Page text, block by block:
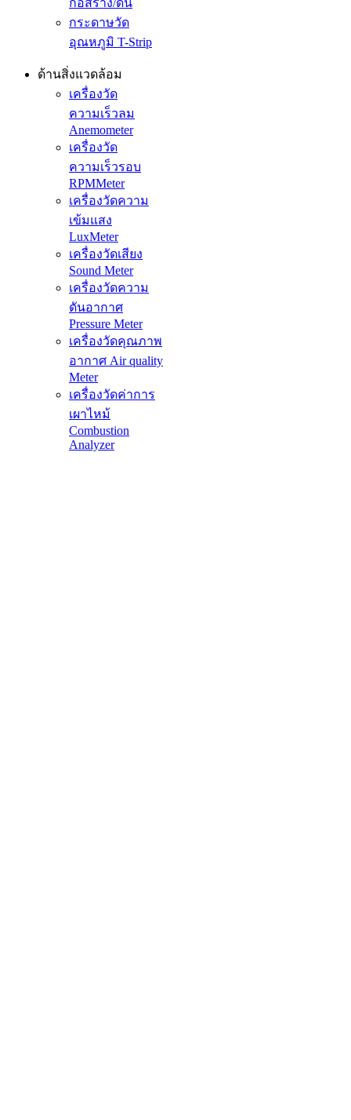
ก่อสร้าง/ดิน
กระดาษวัด
อุณหภูมิ T-Strip
ด้านสิ่งแวดล้อม
เครื่องวัด
ความเร็วลม
Anemometer
เครื่องวัด
ความเร็วรอบ
RPMMeter
เครื่องวัดความ
เข้มแสง
LuxMeter
เครื่องวัดเสียง
Sound Meter
เครื่องวัดความ
ดันอากาศ
Pressure Meter
เครื่องวัดคุณภาพ
อากาศ Air quality
Meter
เครื่องวัดค่าการ
เผาไหม้
Combustion
Analyzer